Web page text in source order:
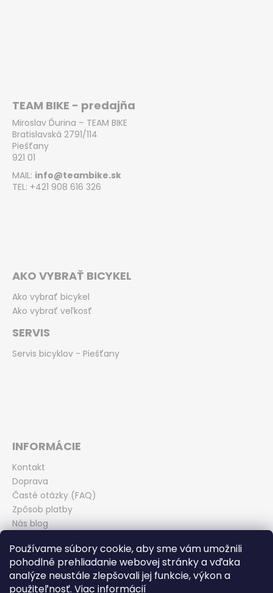
Používame súbory cookie, aby sme vám umožnili
pohodlné prehliadanie webovej stránky a vďaka
analýze neustále zlepšovali jej funkcie, výkon a
použiteľnosť. Viac informácií
TEAM BIKE - predajňa
Miroslav Ďurina – TEAM BIKE
Bratislavská 2791/114
Piešťany
921 01
MAIL: info@teambike.sk
TEL: +421 908 616 326
AKO VYBRAŤ BICYKEL
Ako vybrať bicykel
Ako vybrať veľkosť
SERVIS
Servis bicyklov - Piešťany
INFORMÁCIE
Kontakt
Doprava
Časté otázky (FAQ)
Zpôsob platby
Nás blog
Zásady ochrany osobných údajov
Odstúpenie od kúpnej zmluvy